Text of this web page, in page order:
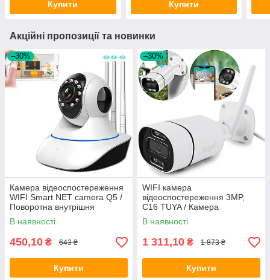
Купити Купити
Акційні пропозиції та новинки
–30%
Камера відеоспостереження
WIFI Smart NET camera Q5 /
Поворотна внутрішня
розумна IP камера
В наявності
450,10 ₴ 643 ₴
Купити
–30%
WIFI камера
відеоспостереження 3MP,
C16 TUYA / Камера
зовнішнього
відеоспостереження /
Вулична камера вайфай
В наявності
1 311,10 ₴ 1 873 ₴
Купити